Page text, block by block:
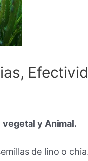
vegetal y Animal.
de lino o chia.